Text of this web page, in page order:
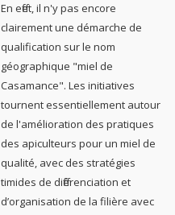
En effet, il n'y pas encore
clairement une démarche de
qualification sur le nom
géographique "miel de
Casamance". Les initiatives
tournent essentiellement autour
de l'amélioration des pratiques
des apiculteurs pour un miel de
qualité, avec des stratégies
timides de différenciation et
d’organisation de la filière avec